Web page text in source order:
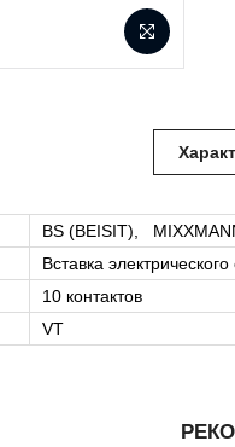
BS (BEISIT),
Вставка
10 контактов
VT